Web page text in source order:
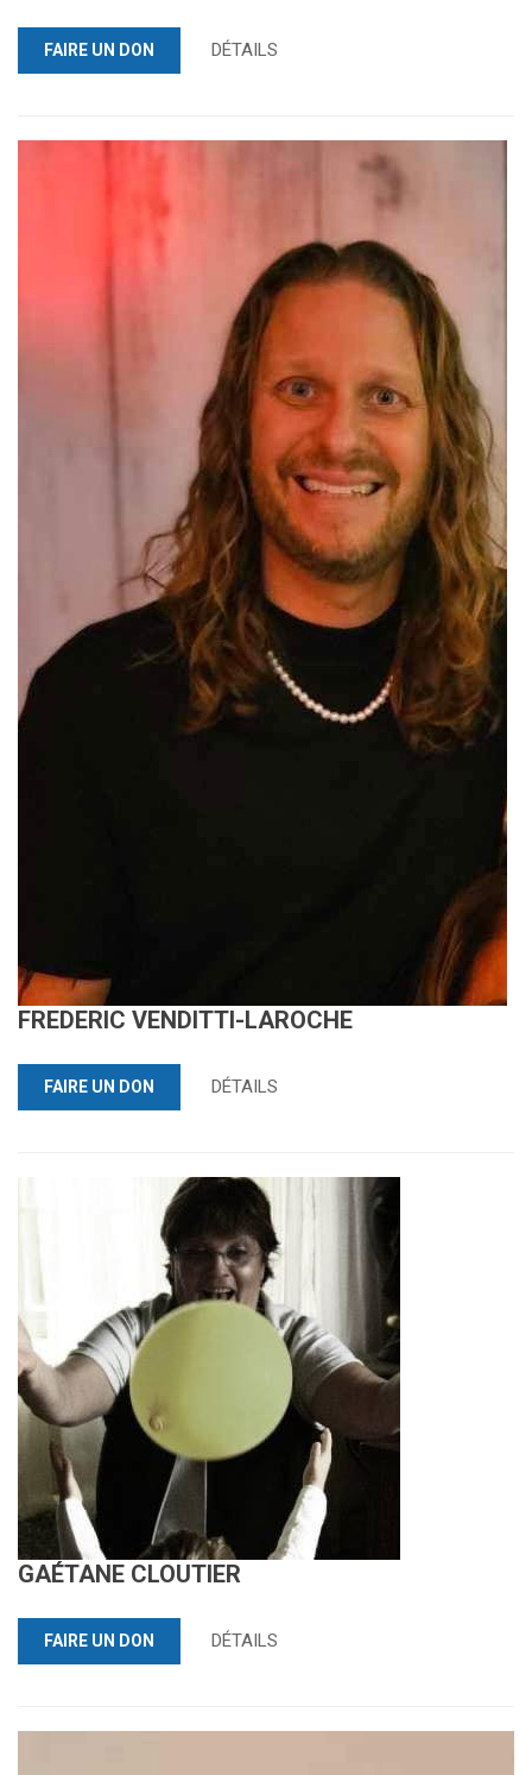
FAIRE UN DON DÉTAILS
FREDERIC VENDITTI-LAROCHE
FAIRE UN DON DÉTAILS
GAÉTANE CLOUTIER
FAIRE UN DON DÉTAILS